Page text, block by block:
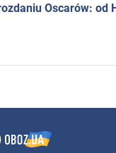
Oscarów: od